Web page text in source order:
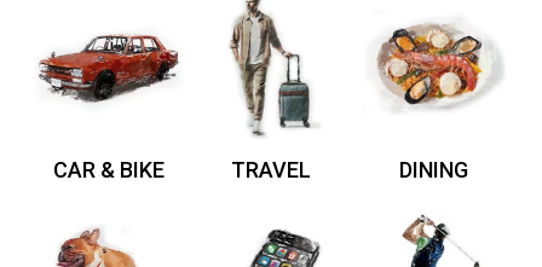
CAR & BIKE TRAVEL DINING